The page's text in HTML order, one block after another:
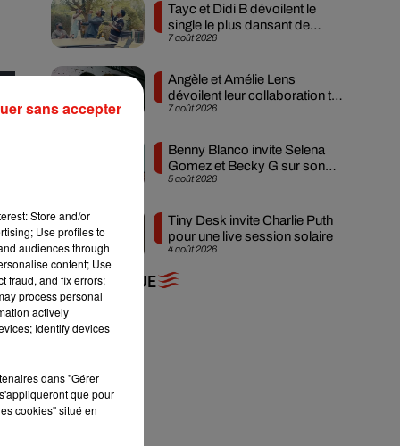
7 août 2026
Tayc et Didi B dévoilent le
single le plus dansant de
l’année
7 août 2026
Angèle et Amélie Lens
dévoilent leur collaboration tant
attendue
5 août 2026
Benny Blanco invite Selena
Gomez et Becky G sur son
nouveau single
4 août 2026
Tiny Desk invite Charlie Puth
pour une live session solaire
+ DE MUSIQUE
Store and/or
Use profiles to
audiences through
content; Use
fraud, and fix errors;
process personal
actively
Identify devices
dans "Gérer
que pour
cookies" situé en
sans accepter